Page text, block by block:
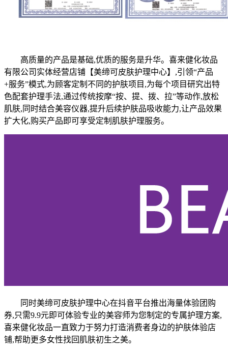
高质量的产品是基础,优质的服务是升华。喜来健化妆品
有限公司实体经营店铺【美缔可皮肤护理中心】,引领“产品
+服务”模式,为顾客定制不同的护肤项目,为每个项目研究出特
色配套护理手法,通过传统按摩“按、提、拨、拉”等动作,放松
肌肤,同时结合美容仪器,提升后续护肤品吸收能力,让产品效果
扩大化,购买产品即可享受定制肌肤护理服务。
同时美缔可皮肤护理中心在抖音平台推出海量体验团购
券,只需9.9元即可体验专业的美容师为您制定的专属护理方案,
喜来健化妆品一直致力于努力打造消费者身边的护肤体验店
铺,帮助更多女性找回肌肤初生之美。